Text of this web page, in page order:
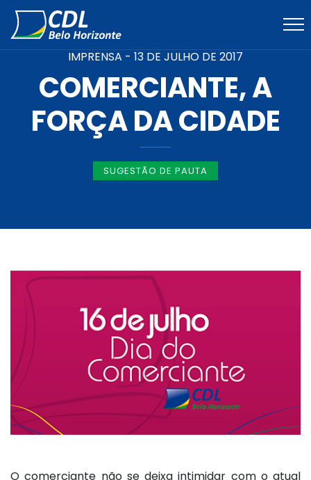
IMPRENSA - 13 DE JULHO DE 2017
COMERCIANTE, A
FORÇA DA CIDADE
SUGESTÃO DE PAUTA
O comerciante não se deixa intimidar com o atual